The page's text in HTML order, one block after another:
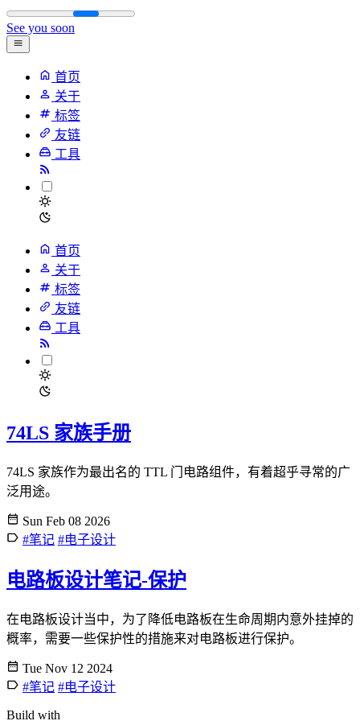
See you soon
首页
关于
标签
友链
工具
首页
关于
标签
友链
工具
74LS 家族手册
74LS 家族作为最出名的 TTL 门电路组件，有着超乎寻常的广
泛用途。
Sun Feb 08 2026
#笔记 #电子设计
电路板设计笔记-保护
在电路板设计当中，为了降低电路板在生命周期内意外挂掉的
概率，需要一些保护性的措施来对电路板进行保护。
Tue Nov 12 2024
#笔记 #电子设计
Build with